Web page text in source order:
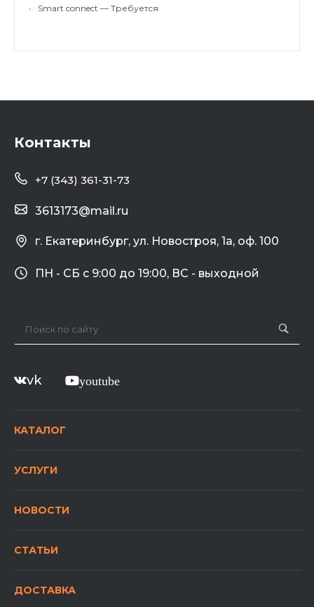
•
Smart connect — Требуется
Контакты
+7 (343) 361-31-73
г. Екатеринбург, ул. Новостроя, 1а, оф. 100
3613173@mail.ru
ПН - СБ с 9:00 до 19:00, ВС - выходной
vk youtube
КАТАЛОГ
УСЛУГИ
НОВОСТИ
СТАТЬИ
ДОСТАВКА